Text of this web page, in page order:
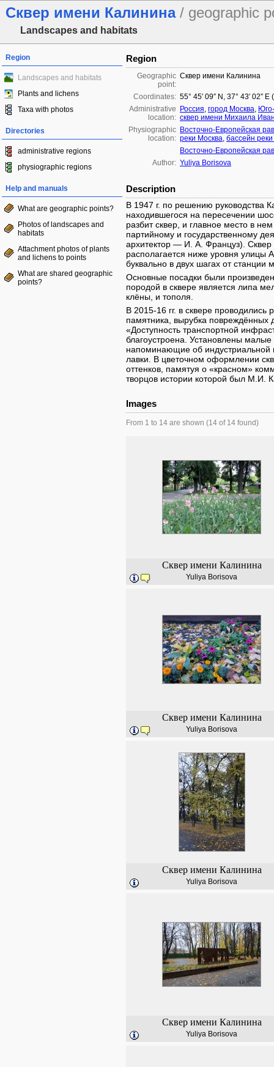
Сквер имени Калинина / geographic
Landscapes and habitats
Region
Landscapes and habitats
Plants and lichens
Taxa with photos
Directories
administrative regions
physiographic regions
Help and manuals
What are geographic points?
Photos of landscapes and
habitats
Attachment photos of plants
and lichens to points
What are shared geographic
points?
Region
Geographic
point:
Сквер имени Калинина
Coordinates: 55° 45′ 09″ N, 37° 43′ 02″
Administrative
location:
Россия, город Москва,
сквер имени Михаила
Physiographic
location:
Восточно-Европейская
реки Москва, бассейн
Восточно-Европейская
Author: Yuliya Borisova
Description
В 1947 г. по решению руководства
находившегося на пересечении
разбит сквер, и главное место в
партийному и государственному
архитектор — И. А. Француз). Сквер
располагается ниже уровня улицы
буквально в двух шагах от станции
Основные посадки были
породой в сквере является липа
клёны, и тополя.
В 2015-16 гг. в сквере
памятника, вырубка повреждённых
«Доступность транспортной
благоустроена. Установлены
напоминающие об индустриальной
лавки. В цветочном оформлении
оттенков, памятуя о «красном»
творцов истории которой был М.И.
Images
From 1 to 14 are shown (14 of 14 found)
Сквер имени Калинина
Yuliya Borisova
Сквер имени Калинина
Yuliya Borisova
Сквер имени Калинина
Yuliya Borisova
Сквер имени Калинина
Yuliya Borisova